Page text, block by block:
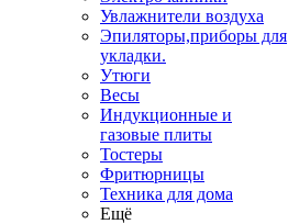
Увлажнители воздуха
Эпиляторы,приборы для
укладки.
Утюги
Весы
Индукционные и
газовые плиты
Тостеры
Фритюрницы
Техника для дома
Ещё